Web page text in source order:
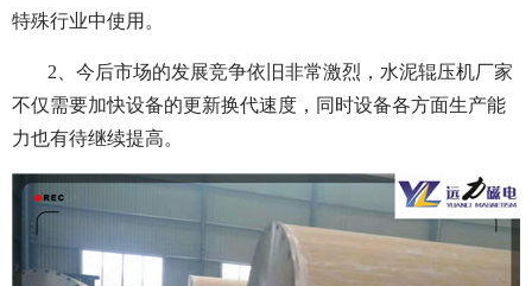
特殊行业中使用。
2、今后市场的发展竞争依旧非常激烈，水泥辊压机厂家
不仅需要加快设备的更新换代速度，同时设备各方面生产能
力也有待继续提高。